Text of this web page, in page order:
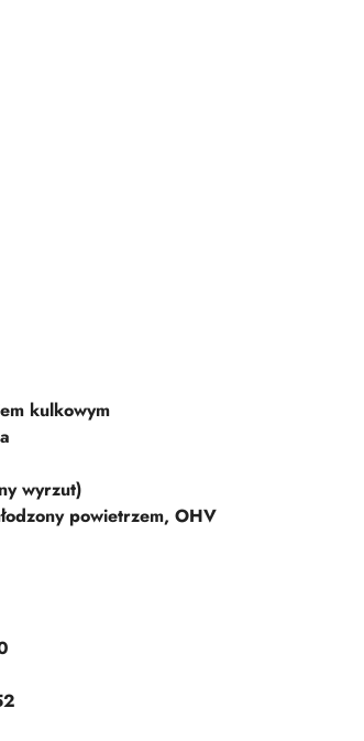
kulkowym
wyrzut)
powietrzem, OHV